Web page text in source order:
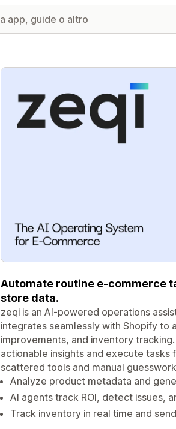
Galleria immagini in evidenza
Automate routine e-commerce
store data.
zeqi is an AI-powered operations
integrates seamlessly with Shopify to
improvements, and inventory
actionable insights and execute
scattered tools and manual
Analyze product metadata and
AI agents track ROI, detect issues,
Track inventory in real time and